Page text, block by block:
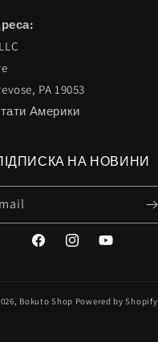
PA 19053
Америки
НА НОВИНИ
FacebookInstagramYouTube
Bokuto Shop Powered by Shopify